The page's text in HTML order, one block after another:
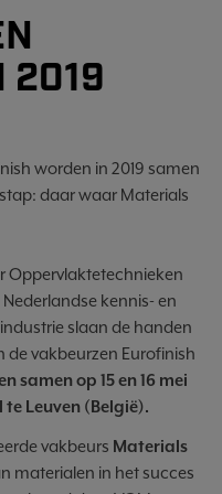
2019
worden in 2019 samen
daar waar Materials
Oppervlaktetechnieken
kennis- en
slaan de handen
de vakbeurzen Eurofinish
samen op 15 en 16 mei
Leuven (België).
vakbeurs Materials
materialen in het succes